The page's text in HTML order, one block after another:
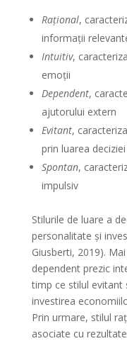
Rațional,
informații
Intuitiv,
emoții
Dependent,
ajutorului extern
Evitant,
prin luarea
Spontan,
impulsiv
Stilurile de luare a
personalitate și
Giusberti, 2019).
dependent prezic
timp ce stilul evitant
investirea
Prin urmare, stilul
asociate cu